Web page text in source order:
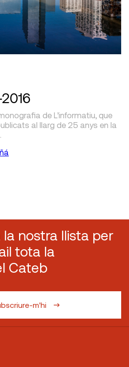
de L’informatiu, que
al llarg de 25 anys en la
nostra llista per
tota la
Cateb
m'hi